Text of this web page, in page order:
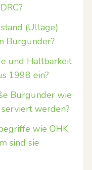
(Ullage)
Burgunder?
und Haltbarkeit
1998 ein?
Burgunder wie
werden?
wie OHK,
sind sie